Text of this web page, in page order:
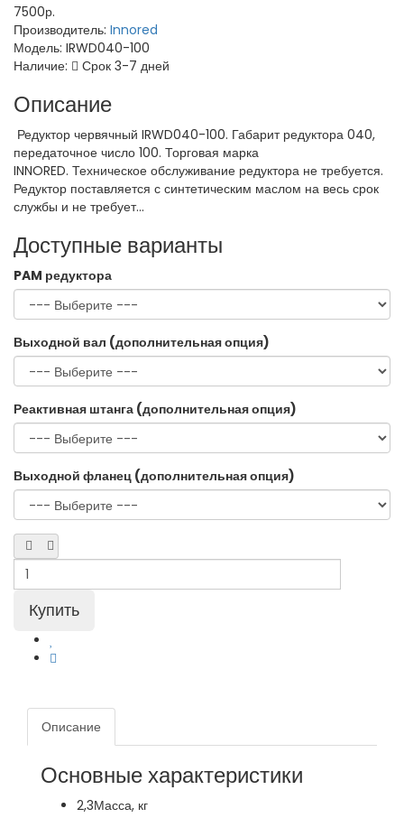
7500р.
Производитель: Innored
Модель: IRWD040-100
Наличие:
Срок 3-7 дней
Описание
Редуктор червячный IRWD040-100. Габарит редуктора 040,
передаточное число 100. Торговая марка
INNORED. Техническое обслуживание редуктора не требуется.
Редуктор поставляется с синтетическим маслом на весь срок
службы и не требует...
Доступные варианты
PAM редуктора
Выходной вал (дополнительная опция)
Реактивная штанга (дополнительная опция)
Выходной фланец (дополнительная опция)
Описание
Основные характеристики
2,3Масса, кг